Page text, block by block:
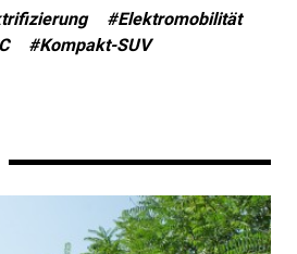
#Elektromobilität
#Kompakt-SUV